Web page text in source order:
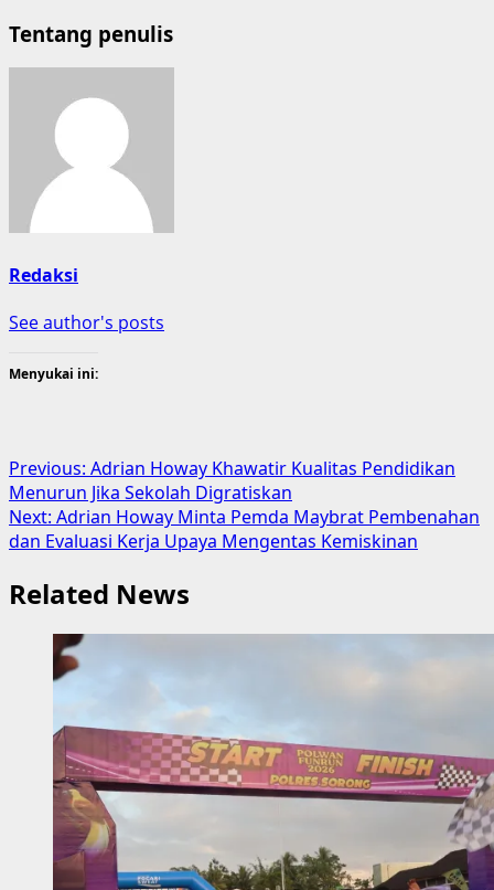
Tentang penulis
Redaksi
See author's posts
Menyukai ini:
Post
navigation
Previous: Adrian Howay Khawatir Kualitas Pendidikan
Menurun Jika Sekolah Digratiskan
Next: Adrian Howay Minta Pemda Maybrat Pembenahan
dan Evaluasi Kerja Upaya Mengentas Kemiskinan
Related News